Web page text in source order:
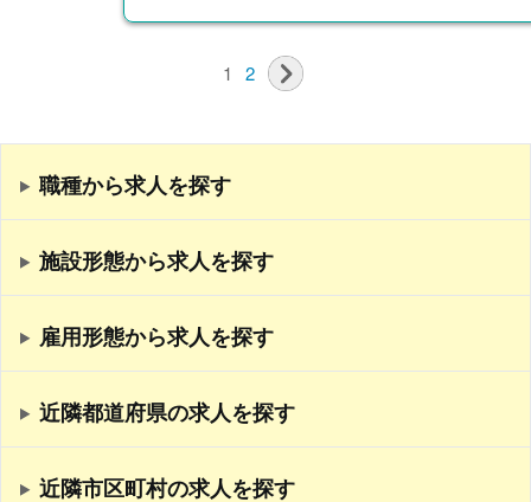
1 2
職種から求人を探す
施設形態から求人を探す
雇用形態から求人を探す
近隣都道府県の求人を探す
近隣市区町村の求人を探す